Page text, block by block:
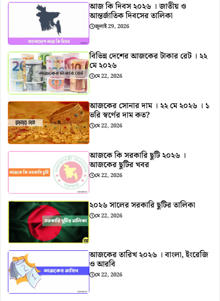
আজ কি দিবস ২০২৬ । জাতীয় ও
আন্তর্জাতিক দিবসের তালিকা
জুলাই 29, 2026
বিভিন্ন দেশের আজকের টাকার রেট । ২২
মে ২০২৬
মে 22, 2026
আজকের সোনার দাম । ২২ মে ২০২৬ । ১
ভরি স্বর্ণের দাম কত?
মে 22, 2026
আজকে কি সরকারি ছুটি ২০২৬ ।
আজকের ছুটির খবর
মে 22, 2026
২০২৬ সালের সরকারি ছুটির তালিকা
মে 22, 2026
আজকের তারিখ ২০২৬ । বাংলা, ইংরেজি
ও আরবি
মে 22, 2026